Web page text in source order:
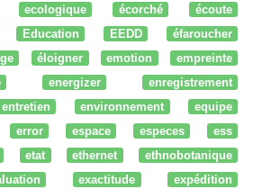
ecologique écorché
écoute
Education EEDD
éfaroucher
éloigner emotion
empreinte
energizer
enregistrement
entretien environnement
equipe
error espace especes
ess
etat ethernet
ethnobotanique
exactitude
expédition